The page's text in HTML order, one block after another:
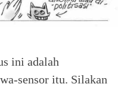
ini adalah
sensor itu. Silakan